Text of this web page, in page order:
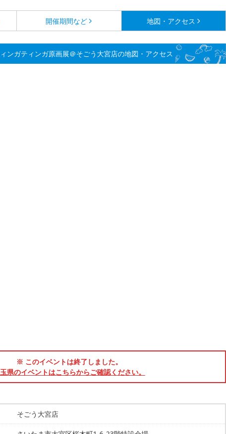
開催期間など 地図・アクセス
ンガティンガ原画展＠そごう大宮店の地図・アクセス
※ このイベントは終了しました。
県のイベントはこちらからご確認ください。
そごう大宮店